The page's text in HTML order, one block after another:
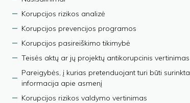
Korupcijos rizikos analizė
Korupcijos prevencijos programos
Korupcijos pasireiškimo tikimybė
Teisės aktų ar jų projektų antikorupcinis vertinimas
Pareigybės, į kurias pretenduojant turi būti surinkta
informacija apie asmenį
Korupcijos rizikos valdymo vertinimas